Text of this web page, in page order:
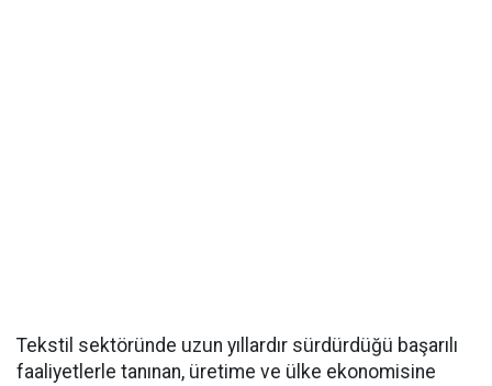
Tekstil sektöründe uzun yıllardır sürdürdüğü başarılı
faaliyetlerle tanınan, üretime ve ülke ekonomisine